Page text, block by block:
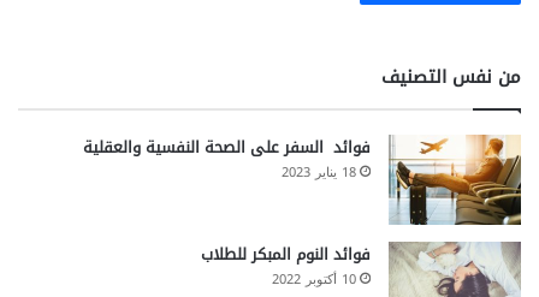
من نفس التصنيف
فوائد السفر على الصحة النفسية والعقلية
18 يناير 2023
فوائد النوم المبكر للطلاب
10 أكتوبر 2022